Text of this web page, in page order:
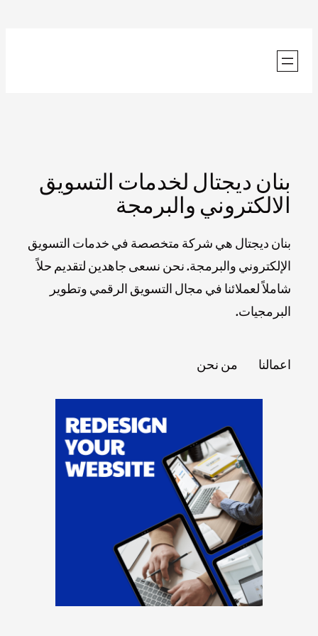
المحتوى
بنان ديجتال لخدمات التسويق
الالكتروني والبرمجة
بنان ديجتال هي شركة متخصصة في خدمات التسويق
الإلكتروني والبرمجة. نحن نسعى جاهدين لتقديم حلاً
شاملاً لعملائنا في مجال التسويق الرقمي وتطوير
البرمجيات.
اعمالنا من نحن